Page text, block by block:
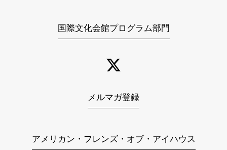
国際文化会館プログラム部門
メルマガ登録
アメリカン・フレンズ・オブ・アイハウス